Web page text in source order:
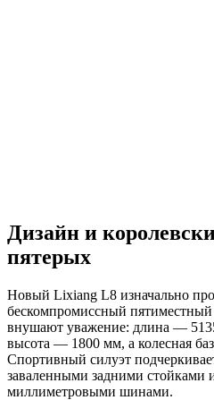
Дизайн и
пятерых
Новый Lixiang L8 изначально
бескомпромиссный
внушают уважение: длина —
высота — 1800 мм, а колесная
Спортивный силуэт
заваленными задними стойками
миллиметровыми шинами.